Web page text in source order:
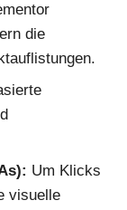
die
Um Klicks
visuelle